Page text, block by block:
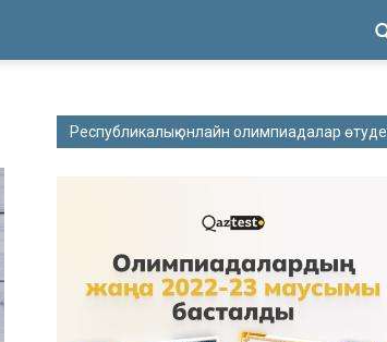
Республикалық онлайн олимпиадалар өтуде